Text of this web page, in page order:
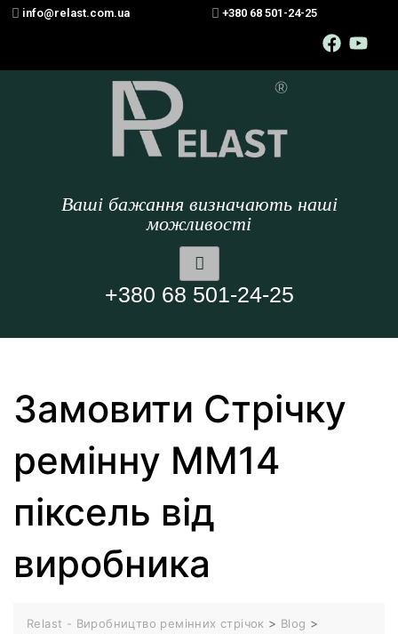
info@relast.com.ua +380 68 501-24-25
Ваші бажання визначають наші
можливості
+380 68 501-24-25
Замовити Стрічку
ремінну ММ14
піксель від
виробника
Relast - Виробництво ремінних стрічок > Blog >